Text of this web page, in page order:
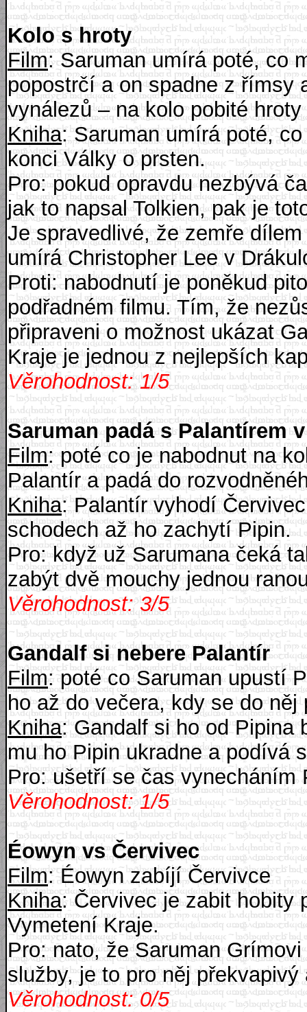
Kolo s hroty
Film: Saruman umírá poté, co
popostrčí a on spadne z římsy
vynálezů – na kolo pobité
Kniha: Saruman umírá poté,
konci Války o prsten.
Pro: pokud opravdu nezbývá
jak to napsal Tolkien, pak je
Je spravedlivé, že zemře
umírá Christopher Lee v
Proti: nabodnutí je poněkud
podřadném filmu. Tím, že
připraveni o možnost ukázat
Kraje je jednou z nejlepších
Věrohodnost: 1/5
Saruman padá s Palantírem
Film: poté co je nabodnut na
Palantír a padá do
Kniha: Palantír vyhodí
schodech až ho zachytí Pipin.
Pro: když už Sarumana čeká
zabýt dvě mouchy jednou
Věrohodnost: 3/5
Gandalf si nebere Palantír
Film: poté co Saruman upustí
ho až do večera, kdy se do něj
Kniha: Gandalf si ho od Pipina
mu ho Pipin ukradne a podívá
Pro: ušetří se čas vynecháním
Věrohodnost: 1/5
Éowyn vs Červivec
Film: Éowyn zabíjí Červivce
Kniha: Červivec je zabit hobity
Vymetení Kraje.
Pro: nato, že Saruman
služby, je to pro něj
Věrohodnost: 0/5